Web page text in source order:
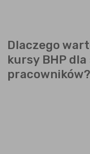
Dlaczego
kursy BHP
pracowników?